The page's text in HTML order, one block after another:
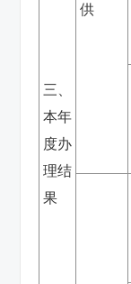
三、
本年
度办
理结
果
供